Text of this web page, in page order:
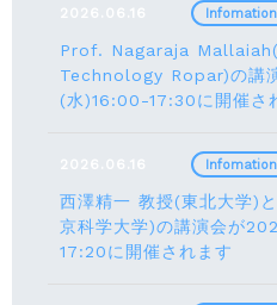
2026.06.16
Prof. Nagaraja
Technology Ropar)の講
(水)16:00-17:30に開催さ
Infomation
2026.06.16
西澤精一 教授(東北大学)
京科学大学)の講演会が
17:20に開催されます
Infomation